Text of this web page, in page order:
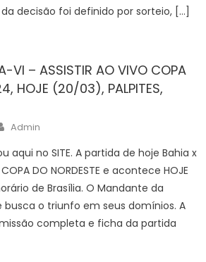
decisão foi definido por sorteio, […]
– ASSISTIR AO VIVO COPA
HOJE (20/03), PALPITES,
Author
Admin
aqui no SITE. A partida de hoje Bahia x
DO NORDESTE e acontece HOJE
de Brasília. O Mandante da
busca o triunfo em seus domínios. A
completa e ficha da partida